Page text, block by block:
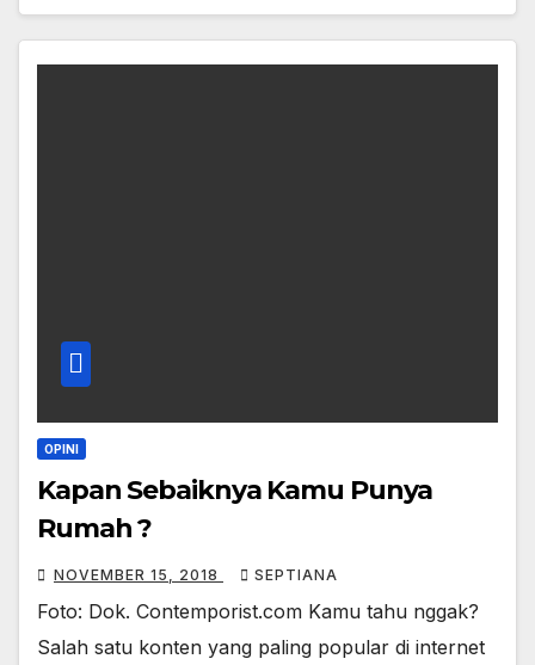
OPINI
Kapan Sebaiknya Kamu Punya
Rumah ?
NOVEMBER 15, 2018 SEPTIANA
Foto: Dok. Contemporist.com Kamu tahu nggak?
Salah satu konten yang paling popular di internet